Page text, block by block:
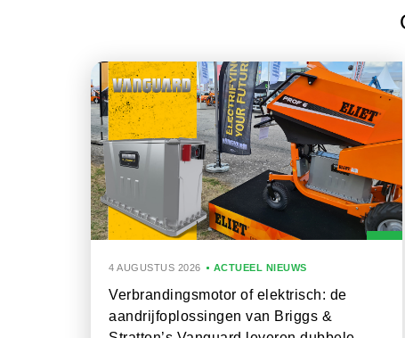
4 AUGUSTUS 2026 ACTUEEL NIEUWS
Verbrandingsmotor of elektrisch: de
aandrijfoplossingen van Briggs &